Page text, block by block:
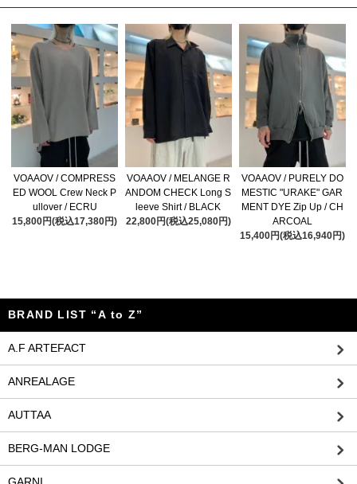
VOAAOV / COMPRESS
ED WOOL Crew Neck P
ullover / ECRU
15,800円(税込17,380円)
VOAAOV / MELANGE R
ANDOM CHECK Long S
leeve Shirt / BLACK
22,800円(税込25,080円)
VOAAOV / PURELY DO
MESTIC "URAKE" GAR
MENT DYE Zip Up / CH
ARCOAL
15,400円(税込16,940円)
BRAND LIST “A to Z”
A.F ARTEFACT
ANREALAGE
AUTTAA
BERG-MAN LODGE